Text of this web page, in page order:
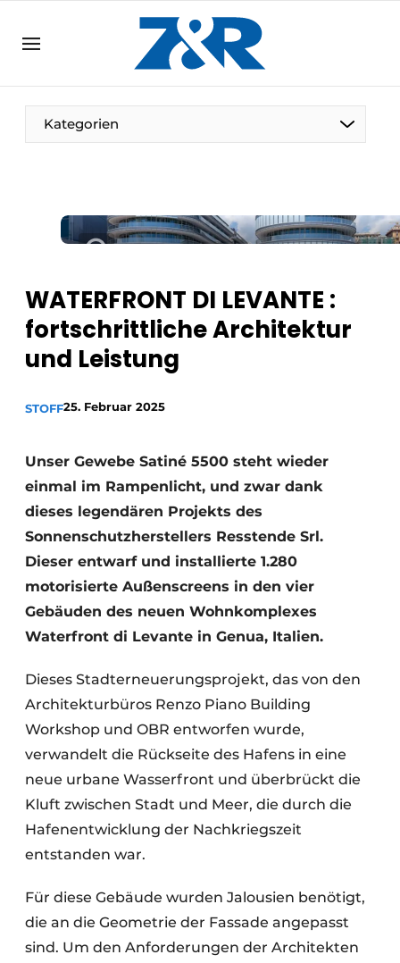
DE EN
DE
Kategorien
WATERFRONT DI LEVANTE :
fortschrittliche Architektur
und Leistung
STOFF25. Februar 2025
Unser Gewebe Satiné 5500 steht wieder
einmal im Rampenlicht, und zwar dank
dieses legendären Projekts des
Sonnenschutzherstellers Resstende Srl.
Dieser entwarf und installierte 1.280
motorisierte Außenscreens in den vier
Gebäuden des neuen Wohnkomplexes
Waterfront di Levante in Genua, Italien.
Dieses Stadterneuerungsprojekt, das von den
Architekturbüros Renzo Piano Building
Workshop und OBR entworfen wurde,
verwandelt die Rückseite des Hafens in eine
neue urbane Wasserfront und überbrückt die
Kluft zwischen Stadt und Meer, die durch die
Hafenentwicklung der Nachkriegszeit
entstanden war.
Für diese Gebäude wurden Jalousien benötigt,
die an die Geometrie der Fassade angepasst
sind. Um den Anforderungen der Architekten